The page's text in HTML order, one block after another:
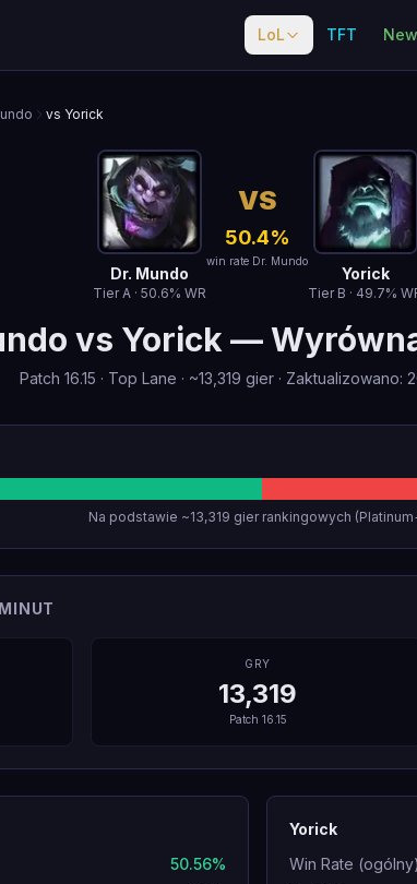
LoL TFT
vs Yorick
Dr. Mundo
TierA · 50.6% WR
VS
50.4%
win rate Dr. Mundo
Yorick
Tier B · 49.7%
vs Yorick —
Patch 16.15 · Top Lane · ~13,319 gier · Zaktualizowano:
Na podstawie ~13,319 gier rankingowych
GRY
13,319
Patch 16.15
50.56%
Yorick
Win Rate (ogólny)